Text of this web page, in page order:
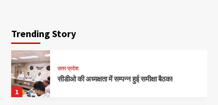
Trending Story
1
उत्तर प्रदेश
सीडीओ की अध्यक्षता में सम्पन्न हुई समीक्षा बैठक!